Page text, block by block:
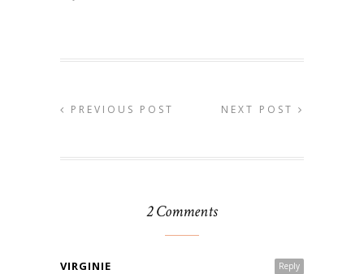
PREVIOUS POST NEXT POST
2 Comments
Reply
VIRGINIE